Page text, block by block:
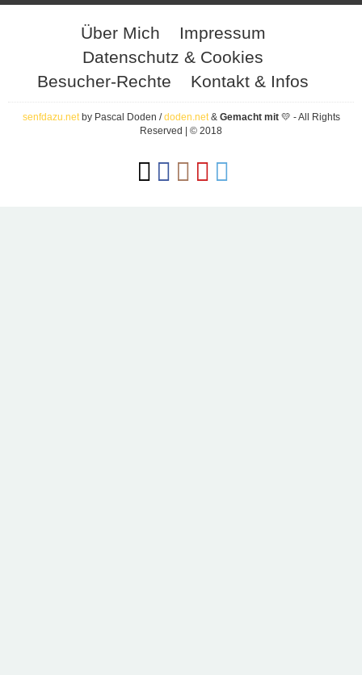
Über Mich
Impressum
Datenschutz & Cookies
Besucher-Rechte
Kontakt & Infos
senfdazu.netby Pascal Doden /doden.net& Gemacht mit 💛 - All Rights
Reserved | © 2018